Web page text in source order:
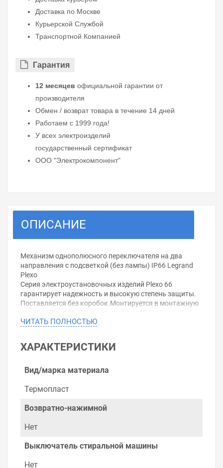
Доставка по Москве
Курьерской Службой
Транспортной Компанией
Гарантия
12 месяцев официальной гарантии от
производителя
Обмен / возврат товара в течение 14 дней
Работаем с 1999 года!
У всех электроизделий
государственный сертификат
ООО "Электрокомпонент"
ОПИСАНИЕ
Механизм однополюсного переключателя на два
направления с подсветкой (без лампы) IP66 Legrand
Plexo
Серия электроустановочных изделий Plexo 66
гарантирует надежность и высокую степень защиты.
Поставляется без коробок.Монтируется в монтажную
коробку Plexo 66.Номинальный ток:10A
Напряжение:250В
Уважаемые покупатели.
Обращаем Ваше внимание, что размещенная на
является офертой, наличие и стоимость оборудования
удовольствием помогут Вам в выборе оборудования и
внешний вид, технические характеристики и
ЧИТАТЬ ПОЛНОСТЬЮ
ХАРАКТЕРИСТИКИ
Вид/марка материала
Термопласт
Возвратно-нажимной
Нет
Выключатель стиральной машины
Нет